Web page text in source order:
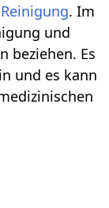
Reinigung. Im
und
beziehen. Es
und es kann